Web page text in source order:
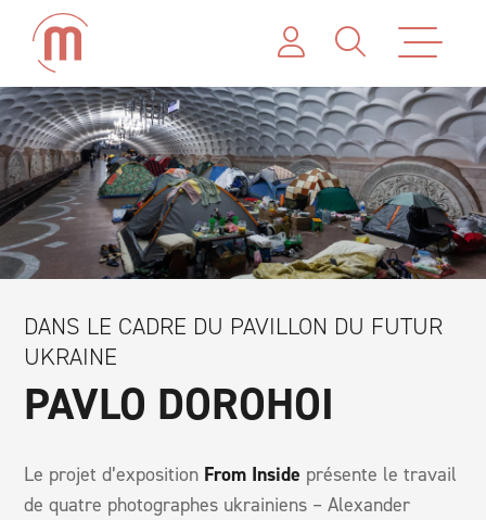
DANS LE CADRE DU PAVILLON DU FUTUR
UKRAINE
PAVLO DOROHOI
Le projet d’exposition From Inside présente le travail
de quatre photographes ukrainiens – Alexander